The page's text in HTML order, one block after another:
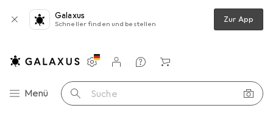
Galaxus
Schneller finden und bestellen Zur App
Navigation nach Kategorien
Menü Suche
Einstellungen
Kundenkonto
Vergleichslisten
Merklisten
Warenkorb